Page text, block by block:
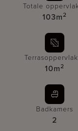
Totale
103m2
10m2
Badkamers
2